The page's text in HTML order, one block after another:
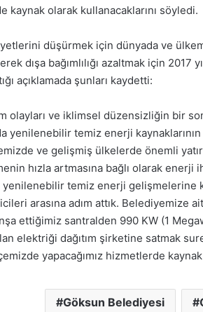
kaynak olarak kullanacaklarını söyledi.
düşürmek için dünyada ve
dışa bağımlılığı azaltmak için 2017
açıklamada şunları kaydetti:
olayları ve iklimsel düzensizliğin bir
yenilenebilir temiz enerji
ve gelişmiş ülkelerde önemli
hızla artmasına bağlı olarak enerji
yenilenebilir temiz enerji gelişmelerine
arasına adım attık. Belediyemize
ettiğimiz santralden 990 KW (1
elektriği dağıtım şirketine satmak
yapacağımız hizmetlerde
Göksun Belediyesi